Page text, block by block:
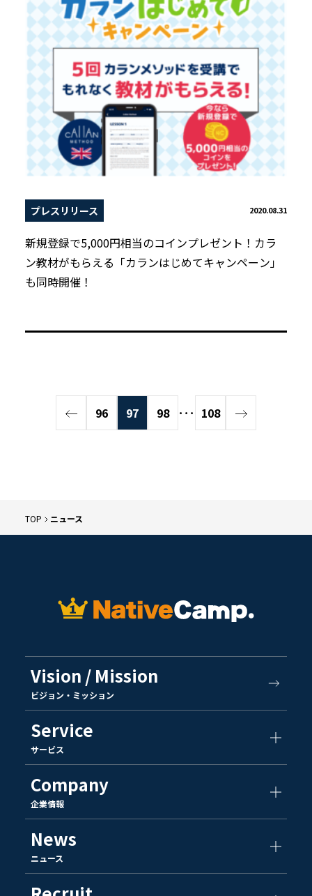
プレスリリース 2020.08.31
新規登録で5,000円相当のコインプレゼント！カラ
ン教材がもらえる「カランはじめてキャンペーン」
も同時開催！
96 97 98 ･･･ 108
TOP ニュース
Vision / Mission
ビジョン・ミッション
Service
サービス
Company
企業情報
News
ニュース